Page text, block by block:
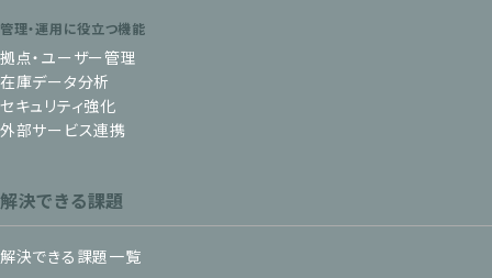
管理・運用に役立つ機能
拠点・ユーザー管理
在庫データ分析
セキュリティ強化
外部サービス連携
解決できる課題
解決できる課題一覧